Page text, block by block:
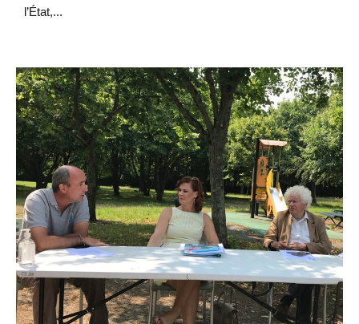
l’État,...